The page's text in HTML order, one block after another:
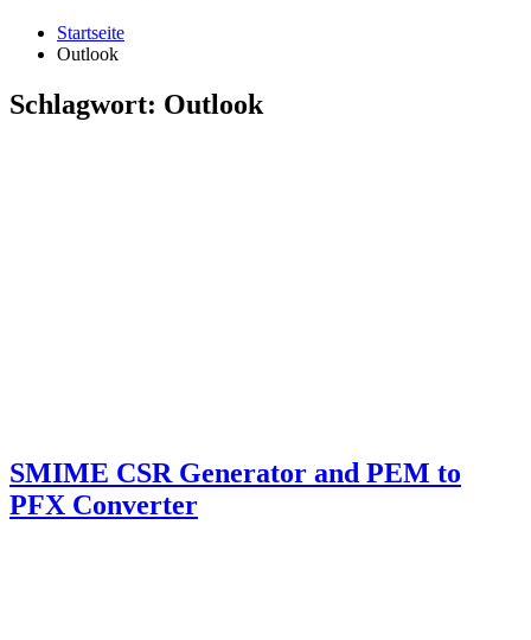
Startseite
Outlook
Schlagwort: Outlook
SMIME CSR Generator and PEM to
PFX Converter